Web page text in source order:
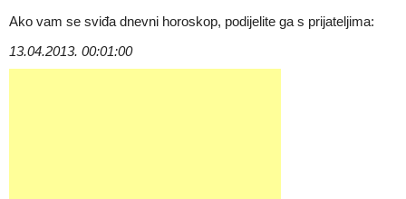
Ako vam se sviđa dnevni horoskop, podijelite ga s prijateljima:
13.04.2013. 00:01:00